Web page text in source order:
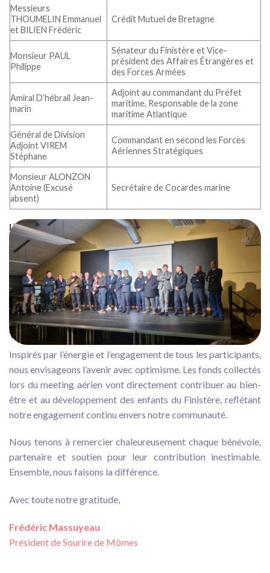
Messieurs
THOUMELIN Emmanuel
et BILIEN Frédéric
Crédit Mutuel de Bretagne
Monsieur PAUL
Philippe
Sénateur du Finistère et Vice-
président des Affaires Étrangères et
des Forces Armées
Amiral D’hébrail Jean-
marin
Adjoint au commandant du Préfet
maritime, Responsable de la zone
maritime Atlantique
Général de Division
Adjoint VIREM
Stéphane
Commandant en second les Forces
Aériennes Stratégiques
Monsieur ALONZON
Antoine (Excusé
absent)
Secrétaire de Cocardes marine
L’esprit de collaboration
Un grand merci également aux associations partenaires et à
nos directeurs des vols, sans qui cet événement n’aurait pas eu
le même impact. Leur collaboration exemplaire démontre que
lorsque nous unissons nos efforts, nous pouvons accomplir de
grandes choses.
Vers un avenir lumineux
Inspirés par l’énergie et l’engagement de tous les participants,
nous envisageons l’avenir avec optimisme. Les fonds collectés
lors du meeting aérien vont directement contribuer au bien-
être et au développement des enfants du Finistère, reflétant
notre engagement continu envers notre communauté.
Nous tenons à remercier chaleureusement chaque bénévole,
partenaire et soutien pour leur contribution inestimable.
Ensemble, nous faisons la différence.
Avec toute notre gratitude,
Frédéric Massuyeau
Président de Sourire de Mômes